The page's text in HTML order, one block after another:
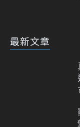
最新文章